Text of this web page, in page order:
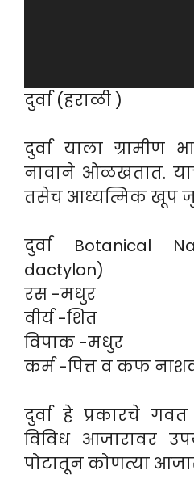
दुर्वा (हराळी )
दुर्वा याला ग्रामीण
नावाने ओळखतात.
तसेच आध्यत्मिक खूप
दुर्वा Botanical
dactylon)
रस -मधुर
वीर्य -शित
विपाक -मधुर
कर्म -पित्त व कफ
दुर्वा हे प्रकारचे
विविध आजारावर
पोटातून कोणत्या